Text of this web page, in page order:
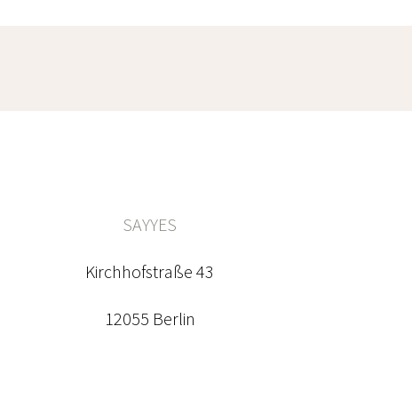
SAYYES
Kirchhofstraße 43
12055 Berlin